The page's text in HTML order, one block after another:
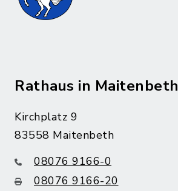
Rathaus in Maitenbeth
Kirchplatz 9
83558 Maitenbeth
08076 9166-0
08076 9166-20